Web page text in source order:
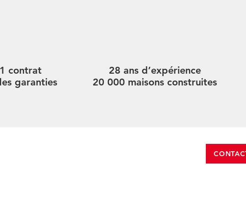
contrat
garanties
28 ans d’expérience
20 000 maisons construites